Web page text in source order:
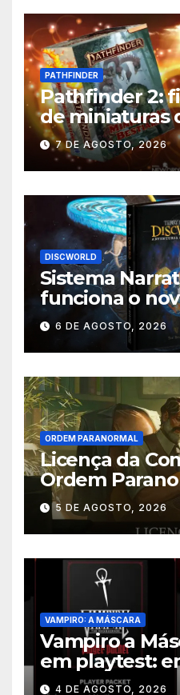
PATHFINDER
Pathfinder 2:
de miniaturas
supera meta
7 DE AGOSTO, 2026
DISCWORLD
Sistema
funciona o
Discworld
6 DE AGOSTO, 2026
ORDEM PARANORMAL
Licença da
Ordem
muda nos
5 DE AGOSTO, 2026
VAMPIRO: A MÁSCARA
Vampiro a
em playtest:
regras
4 DE AGOSTO, 2026